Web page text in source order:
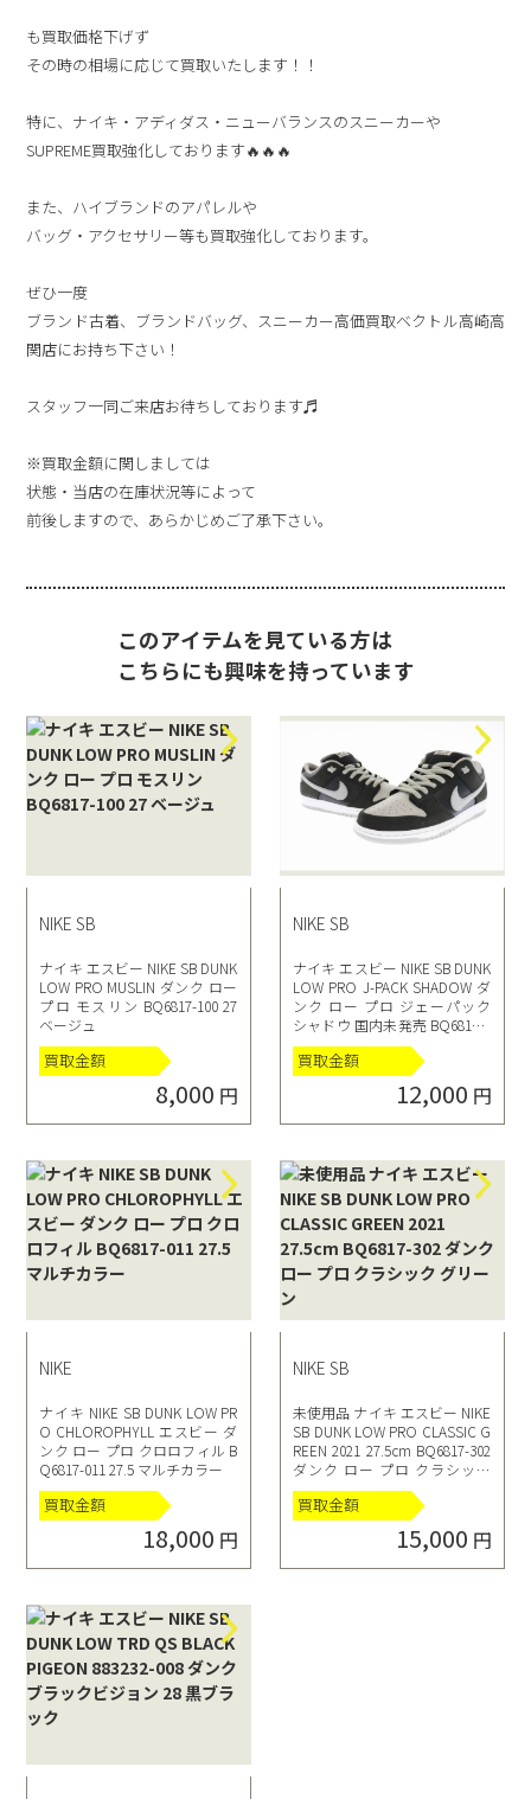
も買取価格下げず
その時の相場に応じて買取いたします！！
特に、ナイキ・アディダス・ニューバランスのスニーカーや
SUPREME買取強化しております🔥🔥🔥
また、ハイブランドのアパレルや
バッグ・アクセサリー等も買取強化しております。
ぜひ一度
ブランド古着、ブランドバッグ、スニーカー高価買取ベクトル高崎高
関店にお持ち下さい！
スタッフ一同ご来店お待ちしております♬
※買取金額に関しましては
状態・当店の在庫状況等によって
前後しますので、あらかじめご了承下さい。
このアイテムを見ている方は
こちらにも興味を持っています
NIKE SB
ナイキ エスビー NIKE SB DUNK
LOW PRO MUSLIN ダンク ロー
プロ モスリン BQ6817-100 27
ベージュ
買取金額
8,000 円
NIKE SB
ナイキ エスビー NIKE SB DUNK
LOW PRO J-PACK SHADOW ダ
ンク ロー プロ ジェーパック
シャドウ 国内未発売 BQ6817-0
07 29.5 ブラック グレー
買取金額
12,000 円
NIKE
ナイキ NIKE SB DUNK LOW PR
O CHLOROPHYLL エスビー ダ
ンク ロー プロ クロロフィル B
Q6817-011 27.5 マルチカラー
買取金額
18,000 円
NIKE SB
未使用品 ナイキ エスビー NIKE
SB DUNK LOW PRO CLASSIC G
REEN 2021 27.5cm BQ6817-302
ダンク ロー プロ クラシック
グリーン
買取金額
15,000 円